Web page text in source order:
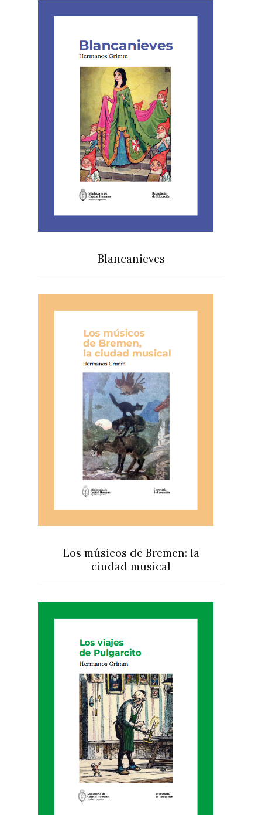
Blancanieves
Los músicos de Bremen: la
ciudad musical